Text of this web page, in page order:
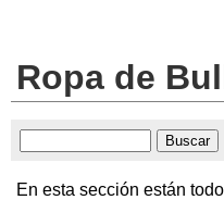
Ropa de
En esta sección están